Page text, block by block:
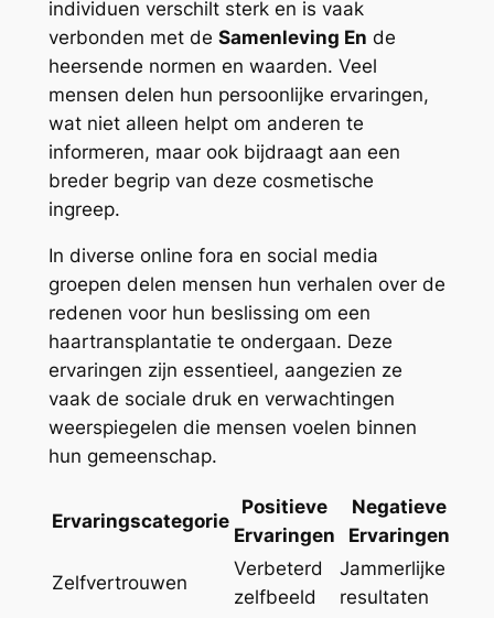
individuen verschilt sterk en is vaak
verbonden met de Samenleving En de
heersende normen en waarden. Veel
mensen delen hun persoonlijke ervaringen,
wat niet alleen helpt om anderen te
informeren, maar ook bijdraagt aan een
breder begrip van deze cosmetische
ingreep.
In diverse online fora en social media
groepen delen mensen hun verhalen over de
redenen voor hun beslissing om een
haartransplantatie te ondergaan. Deze
ervaringen zijn essentieel, aangezien ze
vaak de sociale druk en verwachtingen
weerspiegelen die mensen voelen binnen
hun gemeenschap.
Ervaringscategorie
Positieve
Ervaringen
Negatieve
Ervaringen
Zelfvertrouwen
Verbeterd
zelfbeeld
Jammerlijke
resultaten